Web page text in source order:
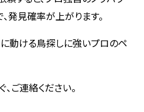
発見確率が上がります。
動ける鳥探しに強いプロのペ
、ご連絡ください。